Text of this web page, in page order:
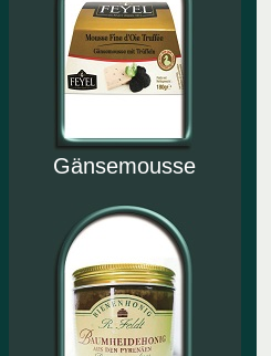
Gänsemousse